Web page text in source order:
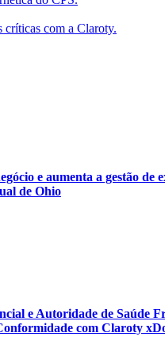
críticas com a Claroty.
e aumenta a gestão de
de Ohio
e Autoridade de Saúde
com Claroty